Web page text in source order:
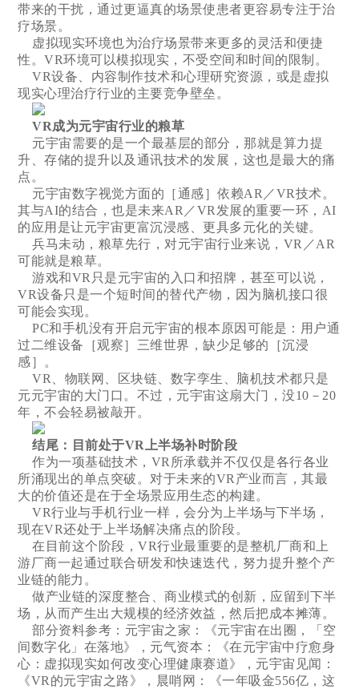
带来的干扰，通过更逼真的场景使患者更容易专注于治
疗场景。
虚拟现实环境也为治疗场景带来更多的灵活和便捷
性。VR环境可以模拟现实，不受空间和时间的限制。
VR设备、内容制作技术和心理研究资源，或是虚拟
现实心理治疗行业的主要竞争壁垒。
VR成为元宇宙行业的粮草
元宇宙需要的是一个最基层的部分，那就是算力提
升、存储的提升以及通讯技术的发展，这也是最大的痛
点。
元宇宙数字视觉方面的［通感］依赖AR／VR技术。
其与AI的结合，也是未来AR／VR发展的重要一环，AI
的应用是让元宇宙更富沉浸感、更具多元化的关键。
兵马未动，粮草先行，对元宇宙行业来说，VR／AR
可能就是粮草。
游戏和VR只是元宇宙的入口和招牌，甚至可以说，
VR设备只是一个短时间的替代产物，因为脑机接口很
可能会实现。
PC和手机没有开启元宇宙的根本原因可能是：用户通
过二维设备［观察］三维世界，缺少足够的［沉浸
感］。
VR、物联网、区块链、数字孪生、脑机技术都只是
元元宇宙的大门口。不过，元宇宙这扇大门，没10－20
年，不会轻易被敲开。
结尾：目前处于VR上半场补时阶段
作为一项基础技术，VR所承载并不仅仅是各行各业
所涌现出的单点突破。对于未来的VR产业而言，其最
大的价值还是在于全场景应用生态的构建。
VR行业与手机行业一样，会分为上半场与下半场，
现在VR还处于上半场解决痛点的阶段。
在目前这个阶段，VR行业最重要的是整机厂商和上
游厂商一起通过联合研发和快速迭代，努力提升整个产
业链的能力。
做产业链的深度整合、商业模式的创新，应留到下半
场，从而产生出大规模的经济效益，然后把成本摊薄。
部分资料参考：元宇宙之家：《元宇宙在出圈，「空
间数字化」在落地》，元气资本：《在元宇宙中疗愈身
心：虚拟现实如何改变心理健康赛道》，元宇宙见闻：
《VR的元宇宙之路》，晨哨网：《一年吸金556亿，这